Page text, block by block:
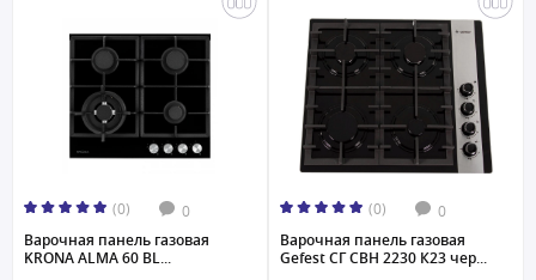
(0) 0
Варочная панель газовая
KRONA ALMA 60 BL...
(0) 0
Варочная панель газовая
Gefest СГ СВН 2230 К23 чер...